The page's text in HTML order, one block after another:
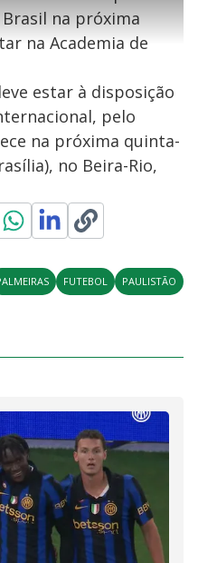
e
n
na próxima
na Academia de
estar à disposição
pelo
na próxima quinta-
no Beira-Rio,
FUTEBOL PAULISTÃO